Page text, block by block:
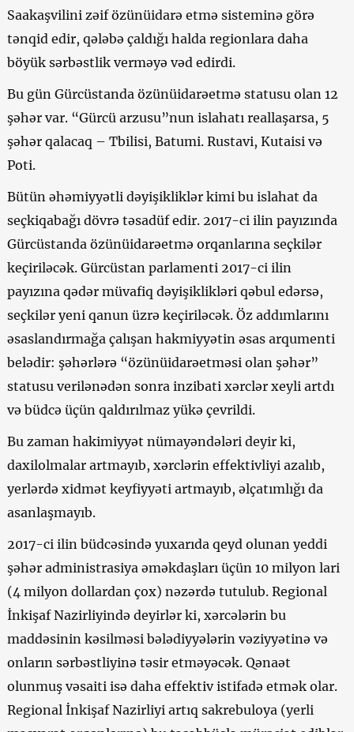
Saakaşvilini zəif özünüidarə etmə sisteminə görə
tənqid edir, qələbə çaldığı halda regionlara daha
böyük sərbəstlik verməyə vəd edirdi.
Bu gün Gürcüstanda özünüidarəetmə statusu olan 12
şəhər var. “Gürcü arzusu”nun islahatı reallaşarsa, 5
şəhər qalacaq – Tbilisi, Batumi. Rustavi, Kutaisi və
Poti.
Bütün əhəmiyyətli dəyişikliklər kimi bu islahat da
seçkiqabağı dövrə təsadüf edir. 2017-ci ilin payızında
Gürcüstanda özünüidarəetmə orqanlarına seçkilər
keçiriləcək. Gürcüstan parlamenti 2017-ci ilin
payızına qədər müvafiq dəyişiklikləri qəbul edərsə,
seçkilər yeni qanun üzrə keçiriləcək. Öz addımlarını
əsaslandırmağa çalışan hakmiyyətin əsas arqumenti
belədir: şəhərlərə “özünüidarəetməsi olan şəhər”
statusu verilənədən sonra inzibati xərclər xeyli artdı
və büdcə üçün qaldırılmaz yükə çevrildi.
Bu zaman hakimiyyət nümayəndələri deyir ki,
daxilolmalar artmayıb, xərclərin effektivliyi azalıb,
yerlərdə xidmət keyfiyyəti artmayıb, əlçatımlığı da
asanlaşmayıb.
2017-ci ilin büdcəsində yuxarıda qeyd olunan yeddi
şəhər administrasiya əməkdaşları üçün 10 milyon lari
(4 milyon dollardan çox) nəzərdə tutulub. Regional
İnkişaf Nazirliyində deyirlər ki, xərcələrin bu
maddəsinin kəsilməsi bələdiyyələrin vəziyyətinə və
onların sərbəstliyinə təsir etməyəcək. Qənaət
olunmuş vəsaiti isə daha effektiv istifadə etmək olar.
Regional İnkişaf Nazirliyi artıq sakrebuloya (yerli